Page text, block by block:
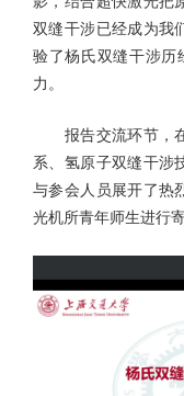
双缝干涉已经成为我
验了杨氏双缝干涉历
力。
报告交流环节，在
系、氢原子双缝干涉
与参会人员展开了热
光机所青年师生进行寄